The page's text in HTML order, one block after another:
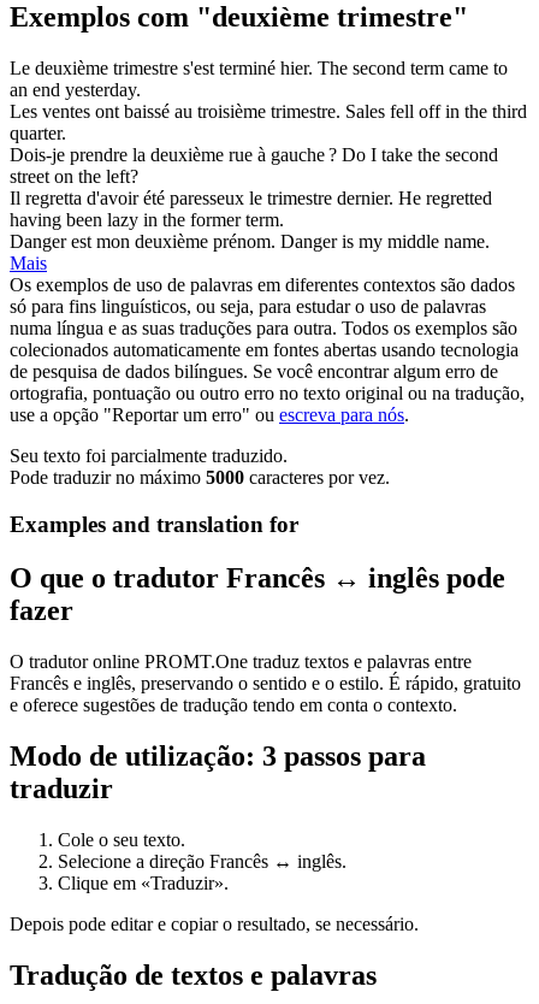
Exemplos com "deuxième trimestre"
Le deuxième trimestre s'est terminé hier. The second term came to
an end yesterday.
Les ventes ont baissé au troisième trimestre. Sales fell off in the third
quarter.
Dois-je prendre la deuxième rue à gauche ? Do I take the second
street on the left?
Il regretta d'avoir été paresseux le trimestre dernier. He regretted
having been lazy in the formerterm.
Danger est mon deuxième prénom. Danger is my middle name.
Mais
Os exemplos de uso de palavras em diferentes contextos são dados
só para fins linguísticos, ou seja, para estudar o uso de palavras
numa língua e as suas traduções para outra. Todos os exemplos são
colecionados automaticamente em fontes abertas usando tecnologia
de pesquisa de dados bilíngues. Se você encontrar algum erro de
ortografia, pontuação ou outro erro no texto original ou na tradução,
use a opção "Reportar um erro" ou escreva para nós.
Seu texto foi parcialmente traduzido.
Pode traduzir no máximo 5000 caracteres por vez.
Examples and translation for
O que o tradutor Francês ↔ inglês pode
fazer
O tradutor online PROMT.One traduz textos e palavras entre
Francês e inglês, preservando o sentido e o estilo. É rápido, gratuito
e oferece sugestões de tradução tendo em conta o contexto.
Modo de utilização: 3 passos para
traduzir
Cole o seu texto.
Selecione a direção Francês ↔ inglês.
Clique em «Traduzir».
Depois pode editar e copiar o resultado, se necessário.
Tradução de textos e palavras